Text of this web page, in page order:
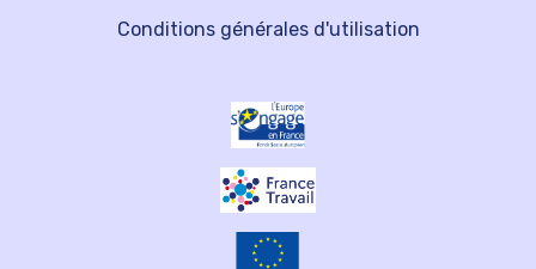
Conditions générales d'utilisation